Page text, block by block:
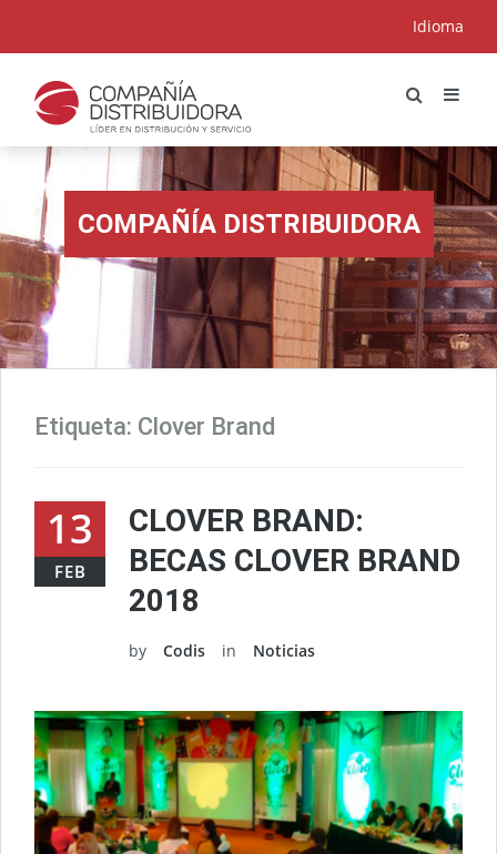
Idioma
COMPAÑÍA DISTRIBUIDORA
Etiqueta: Clover Brand
13
FEB
CLOVER BRAND:
BECAS CLOVER BRAND
2018
by Codis in Noticias